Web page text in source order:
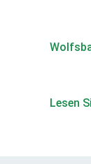
Lesen